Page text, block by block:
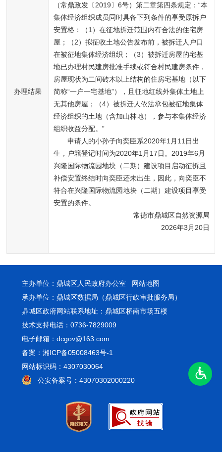
办理结果
（常鼎政发〔2019〕6号）第二章第四条规定：“本
集体经济组织成员同时具备下列条件的享受原拆户
安置格：（1）在征地拆迁范围内有合法的住宅房
屋；（2）拟征收土地公告发布前，被拆迁人户口
在被征地集体经济组织；（3）被拆迁房屋的宅基
地已办理村民建房批准手续或符合村民建房条件，
房屋现状为二间砖木以上结构的住房宅基地（以下
简称“一户一宅基地”），且征地红线外集体土地上
无其他房屋；（4）被拆迁人依法承包被征地集体
经济组织的土地（含加山林地），参与本集体经济
组织收益分配。”
申请人的小孙子向奕臣系2020年1月11日出
生，户籍登记时间为2020年1月17日。2019年6月
兴隆国际物流园地块（二期）建设项目启动征拆且
补偿安置终结时向奕臣还未出生，因此，向奕臣不
符合在兴隆国际物流园地块（二期）建设项目享受
安置的条件。
常德市鼎城区自然资源局
2026年3月20日
主办单位：鼎城区人民政府办公室 网站地图
承办单位：鼎城区数据局（鼎城区行政审批服务局）
鼎城区政府网站联系地址：鼎城区桥南市场五楼
技术支持电话：0736-7829009
电子邮箱：dcgov@163.com
备案：湘ICP备05008463号-1
网站标识码：4307030064
公安备案号：43070302000220